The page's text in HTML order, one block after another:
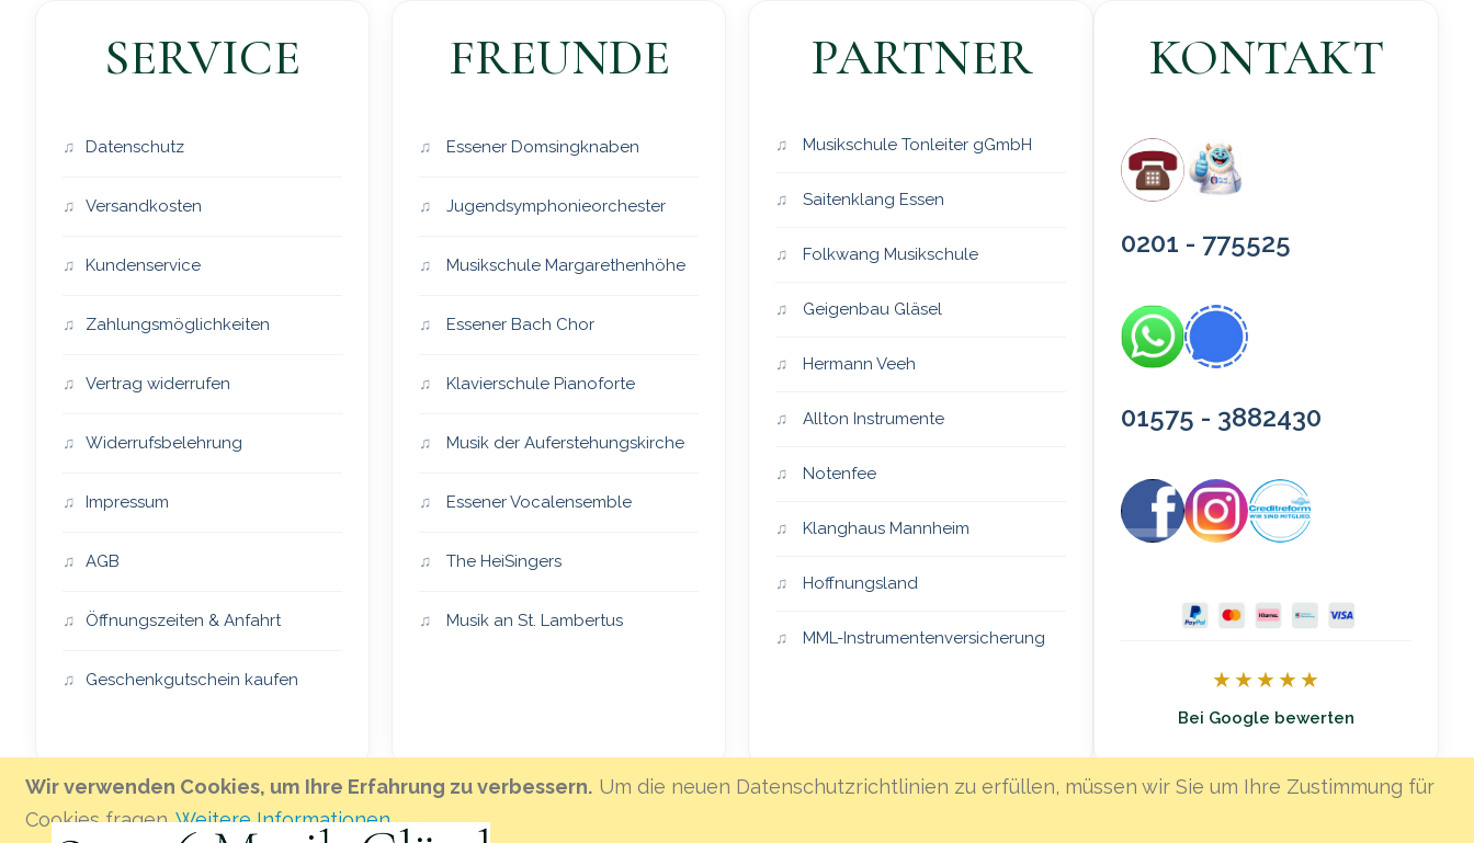
Wir verwenden Cookies, um Ihre Erfahrung zu verbessern. Um die neuen Datenschutzrichtlinien zu erfüllen, müssen wir Sie um Ihre Zustimmung für
Cookies fragen.Weitere Informationen
SERVICE
Datenschutz
Versandkosten
Kundenservice
Zahlungsmöglichkeiten
Vertrag widerrufen
Widerrufsbelehrung
Impressum
AGB
Öffnungszeiten & Anfahrt
Geschenkgutschein kaufen
FREUNDE
Essener Domsingknaben
Jugendsymphonieorchester
Musikschule Margarethenhöhe
Essener Bach Chor
Klavierschule Pianoforte
Musik der Auferstehungskirche
Essener Vocalensemble
The HeiSingers
Musik an St. Lambertus
PARTNER
Musikschule Tonleiter gGmbH
Saitenklang Essen
Folkwang Musikschule
Geigenbau Gläsel
Hermann Veeh
Allton Instrumente
Notenfee
Klanghaus Mannheim
Hoffnungsland
MML-Instrumentenversicherung
KONTAKT
0201 - 775525
01575 - 3882430
★★★★★
Bei Google bewerten